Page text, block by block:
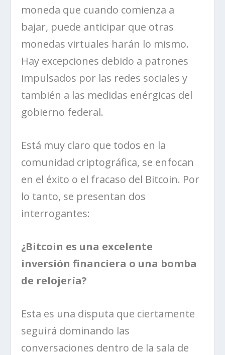
moneda que cuando comienza a
bajar, puede anticipar que otras
monedas virtuales harán lo mismo.
Hay excepciones debido a patrones
impulsados ​​por las redes sociales y
también a las medidas enérgicas del
gobierno federal.
Está muy claro que todos en la
comunidad criptográfica, se enfocan
en el éxito o el fracaso del Bitcoin. Por
lo tanto, se presentan dos
interrogantes:
¿Bitcoin es una excelente
inversión financiera o una bomba
de relojería?
Esta es una disputa que ciertamente
seguirá dominando las
conversaciones dentro de la sala de